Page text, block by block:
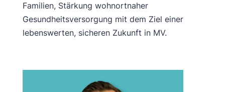
Familien, Stärkung wohnortnaher
Gesundheitsversorgung mit dem Ziel einer
lebenswerten, sicheren Zukunft in MV.